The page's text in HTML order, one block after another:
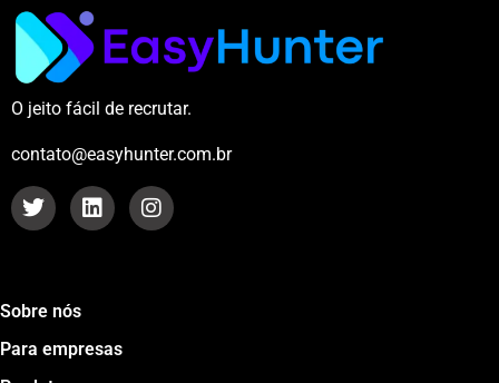
O jeito fácil de recrutar.
contato@easyhunter.com.br
Sobre nós
Para empresas